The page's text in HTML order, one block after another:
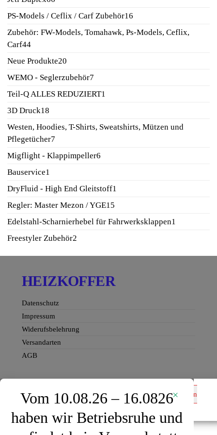
Produkte
PS-Models / Ceflix / Carf Zubehör16
Produkte
Zubehör: FW-Models, Tomahawk, Ps-Models, Ceflix,
Carf4444
Produkte
Neue Produkte20
Produkte
WEMO - Seglerzubehör7
Produkte
Teil-Q ALLES REDUZIERT1
3D Druck18
Produkte
Westen, Hoodies, T-Shirts, Sweatshirts, Mützen und
Pflegetücher7
Produkte
Migflight - Klappimpeller6
Bauservice1
Produkt
DryFluid - High End Gleitstoff1
Regler: Master Mezon / YGE15
Produkte
Edelstahl-Scharnierhebel für Fahrwerksklappen1
Freestyler Zubehör2
HEIZKOFFER
Datenschutz
Impressum
Widerufsbelehrung
Versandarten
AGB
TEK – Düsen Halteclips 4,90€ In den
Warenkorb
×
Vom 10.08.26 – 16.0826
haben wir Betriebsruhe und